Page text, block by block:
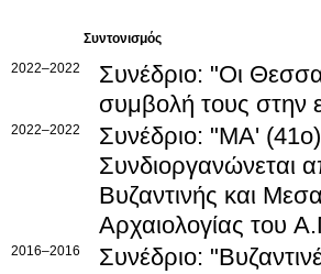
Συντονισμός
2022–2022
Συνέδριο: "Οι
συμβολή τους στην
2022–2022
Συνέδριο: "ΜΑ' (41ο)
Συνδιοργανώνεται
Βυζαντινής και
Αρχαιολογίας του
2016–2016 Συνέδριο: